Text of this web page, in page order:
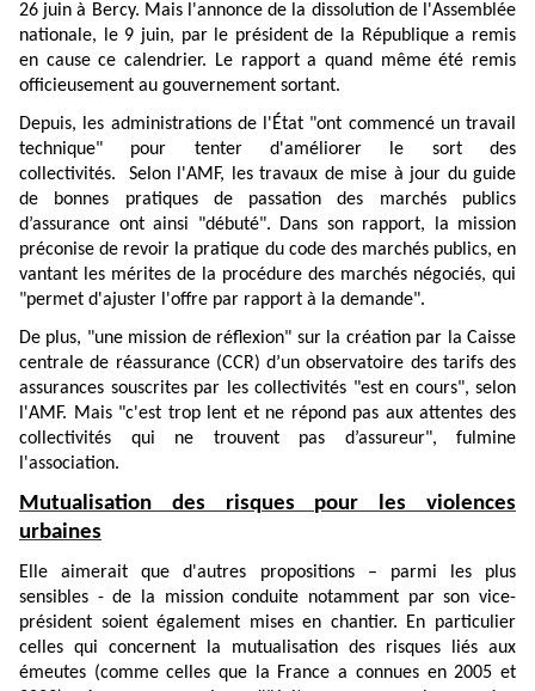
26 juin à Bercy. Mais l'annonce de la dissolution de l'Assemblée
nationale, le 9 juin, par le président de la République a remis
en cause ce calendrier. Le rapport a quand même été remis
officieusement au gouvernement sortant.
Depuis, les administrations de l'État "ont commencé un travail
technique" pour tenter d'améliorer le sort des
collectivités. Selon l'AMF, les travaux de mise à jour du guide
de bonnes pratiques de passation des marchés publics
d’assurance ont ainsi "débuté". Dans son rapport, la mission
préconise de revoir la pratique du code des marchés publics, en
vantant les mérites de la procédure des marchés négociés, qui
"permet d'ajuster l'offre par rapport à la demande".
De plus, "une mission de réflexion" sur la création par la Caisse
centrale de réassurance (CCR) d’un observatoire des tarifs des
assurances souscrites par les collectivités "est en cours", selon
l'AMF. Mais "c'est trop lent et ne répond pas aux attentes des
collectivités qui ne trouvent pas d’assureur", fulmine
l'association.
Mutualisation des risques pour les violences
urbaines
Elle aimerait que d'autres propositions – parmi les plus
sensibles - de la mission conduite notamment par son vice-
président soient également mises en chantier. En particulier
celles qui concernent la mutualisation des risques liés aux
émeutes (comme celles que la France a connues en 2005 et